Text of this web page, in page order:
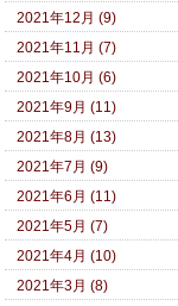
2021年12月 (9)
2021年11月 (7)
2021年10月 (6)
2021年9月 (11)
2021年8月 (13)
2021年7月 (9)
2021年6月 (11)
2021年5月 (7)
2021年4月 (10)
2021年3月 (8)